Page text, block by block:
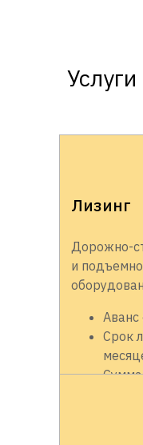
Услуги
Лизинг
Дорожно-
и
Аванс
Срок